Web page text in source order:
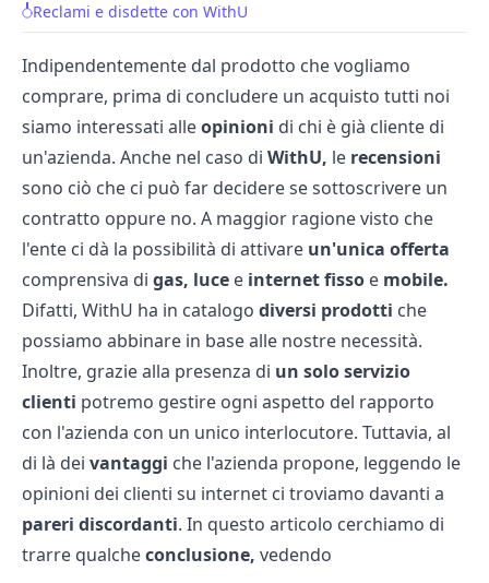
Reclami e disdette con WithU
Indipendentemente dal prodotto che vogliamo
comprare, prima di concludere un acquisto tutti noi
siamo interessati alleopinioni di chi è già cliente di
un'azienda. Anche nel caso di WithU, le recensioni
sono ciò che ci può far decidere se sottoscrivere un
contratto oppure no. A maggior ragione visto che
l'ente ci dà la possibilità di attivare un'unica offerta
comprensiva di gas, luce e internet fisso e mobile.
Difatti, WithU ha in catalogo diversi prodotti che
possiamo abbinare in base alle nostre necessità.
Inoltre, grazie alla presenza di un solo servizio
clienti potremo gestire ogni aspetto del rapporto
con l'azienda con un unico interlocutore. Tuttavia, al
di là dei vantaggi che l'azienda propone, leggendo le
opinioni dei clienti su internet ci troviamo davanti a
pareri discordanti. In questo articolo cerchiamo di
trarre qualcheconclusione, vedendo